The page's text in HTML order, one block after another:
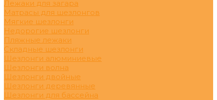
Лежаки для загара
Матрасы для шезлонгов
Мягкие шезлонги
Недорогие шезлонги
Пляжные лежаки
Складные шезлонги
Шезлонги алюминиевые
Шезлонги волна
Шезлонги двойные
Шезлонги деревянные
Шезлонги для бассейна